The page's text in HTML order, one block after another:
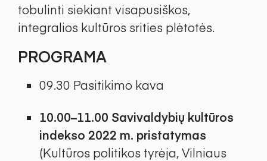
tobulinti siekiant visapusiškos,
integralios kultūros srities plėtotės.
PROGRAMA
09.30 Pasitikimo kava
10.00–11.00 Savivaldybių kultūros
indekso 2022 m. pristatymas
(Kultūros politikos tyrėja, Vilniaus